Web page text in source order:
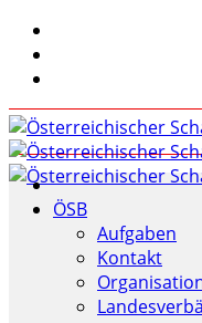
ÖSB
Aufgaben
Kontakt